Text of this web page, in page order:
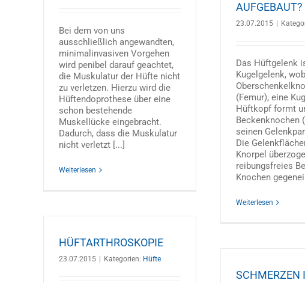
Bei dem von uns
ausschließlich angewandten,
minimalinvasiven Vorgehen
wird penibel darauf geachtet,
die Muskulatur der Hüfte nicht
zu verletzen. Hierzu wird die
Hüftendoprothese über eine
schon bestehende
Muskellücke eingebracht.
Dadurch, dass die Muskulatur
nicht verletzt [...]
Weiterlesen
AUFGEBAUT?
23.07.2015
Das Hüftgelenk
Kugelgelenk,
(Femur), eine
Hüftkopf formt
Beckenknochen
seinen
Die
Knorpel
reibungsfreies
Knochen
Weiterlesen
HÜFTARTHROSKOPIE
23.07.2015 Kategorien: Hüfte
SCHMERZEN